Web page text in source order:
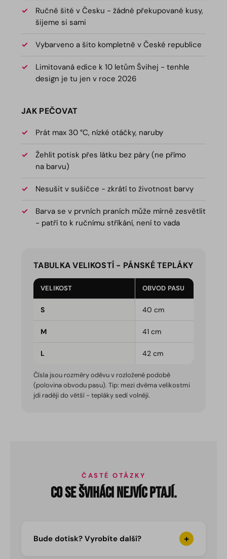
Ručně šité v Česku - žádné překupované kusy,
šijeme si sami
Vybarveno a šito kompletně v České republice
Limitovaná edice k 10 letům Švihej - tenhle
design je tu jen v roce 2026
JAK PEČOVAT
Prát max 30 °C, nízké otáčky, naruby
Žehlit potisk přes látku bez páry (ne přímo
na barvu)
Nesušit v sušičce - zkrátí to životnost barvy
Barva se v prvních praních může mírně zesvětlit
- patří to k ručnímu stříkání, není to vada
TABULKA VELIKOSTÍ - PÁNSKÉ TEPLÁKY
VELIKOST OBVOD PASU
S 40 cm
M 41 cm
L 42 cm
Čísla jsou rozměry oděvu v rozložené podobě
(polovina obvodu pasu). Tip: mezi dvěma velikostmi
jdi raději do větší - tepláky sedí volněji.
ČASTÉ OTÁZKY
Co se Šviháci nejvíc ptají.
Bude dotisk? Vyrobíte další? +